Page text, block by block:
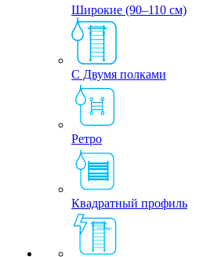
Широкие (90–110 см)
С Двумя полками
Ретро
Квадратный профиль